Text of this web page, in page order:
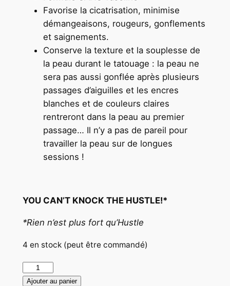
Favorise la cicatrisation, minimise
démangeaisons, rougeurs, gonflements
et saignements.
Conserve la texture et la souplesse de
la peau durant le tatouage : la peau ne
sera pas aussi gonflée après plusieurs
passages d’aiguilles et les encres
blanches et de couleurs claires
rentreront dans la peau au premier
passage… Il n’y a pas de pareil pour
travailler la peau sur de longues
sessions !
YOU CAN’T KNOCK THE HUSTLE!*
*Rien n’est plus fort qu’Hustle
4 en stock (peut être commandé)
quantité
deAjouter au panier